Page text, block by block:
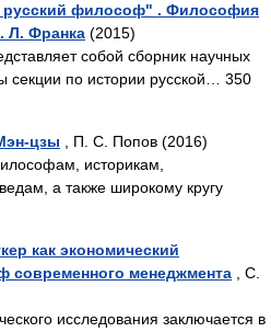
философ" . Философия
Л. Франка (2015)
собой сборник научных
секции по истории русской… 350
цзы , П. С. Попов (2016)
историкам,
а также широкому кругу
как экономический
менеджмента , С.
исследования заключается в